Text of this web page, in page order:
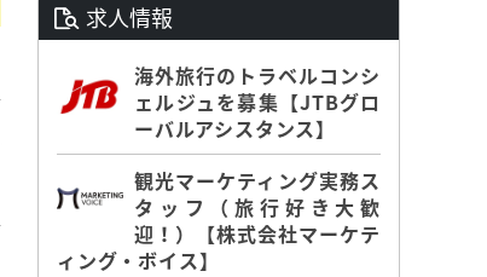
求人情報
海外旅行のトラベルコンシ
ェルジュを募集【JTBグロ
ーバルアシスタンス】
観光マーケティング実務ス
タッフ（旅行好き大歓
迎！）【株式会社マーケテ
ィング・ボイス】